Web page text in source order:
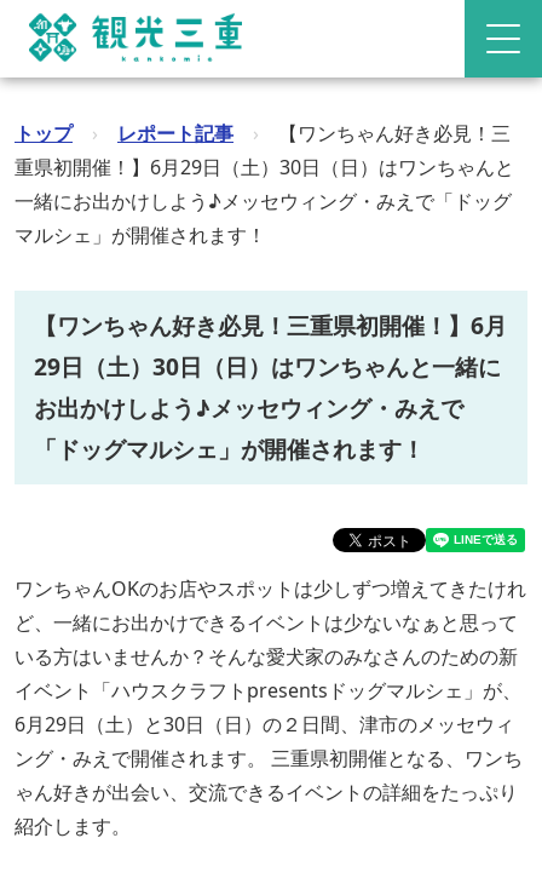
トップ › レポート記事 ›
【ワンちゃん好き必見！三
重県初開催！】6月29日（土）30日（日）はワンちゃんと
一緒にお出かけしよう♪メッセウィング・みえで「ドッグ
マルシェ」が開催されます！
【ワンちゃん好き必見！三重県初開催！】6月
29日（土）30日（日）はワンちゃんと一緒に
お出かけしよう♪メッセウィング・みえで
「ドッグマルシェ」が開催されます！
ワンちゃんOKのお店やスポットは少しずつ増えてきたけれ
ど、一緒にお出かけできるイベントは少ないなぁと思って
いる方はいませんか？そんな愛犬家のみなさんのための新
イベント「ハウスクラフトpresentsドッグマルシェ」が、
6月29日（土）と30日（日）の２日間、津市のメッセウィ
ング・みえで開催されます。 三重県初開催となる、ワンち
ゃん好きが出会い、交流できるイベントの詳細をたっぷり
紹介します。